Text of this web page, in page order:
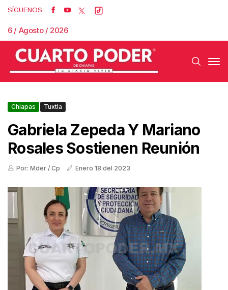
SÍGUENOS
6 / Agosto / 2026
Chiapas Tuxtla
Gabriela Zepeda Y Mariano
Rosales Sostienen Reunión
Por: Mder / Cp Enero 18 del 2023